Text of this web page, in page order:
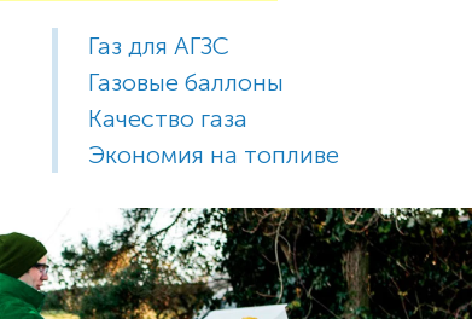
Газ для АГЗС
Газовые баллоны
Качество газа
Экономия на топливе